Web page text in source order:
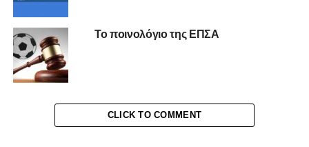
Το ποινολόγιο της ΕΠΣΑ
CLICK TO COMMENT